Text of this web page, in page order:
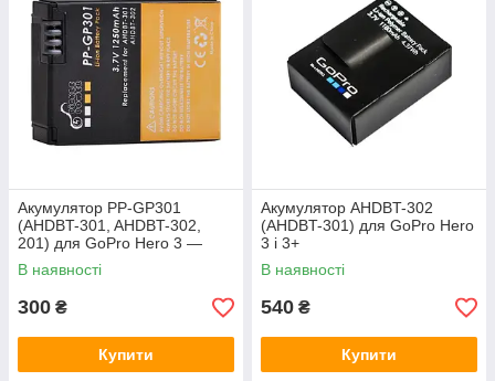
Акумулятор PP-GP301
(AHDBT-301, AHDBT-302,
201) для GoPro Hero 3 —
аналог 1250 ma + бокс для
зберігання
В наявності
300 ₴
Купити
Акумулятор AHDBT-302
(AHDBT-301) для GoPro Hero
3 і 3+
В наявності
540 ₴
Купити